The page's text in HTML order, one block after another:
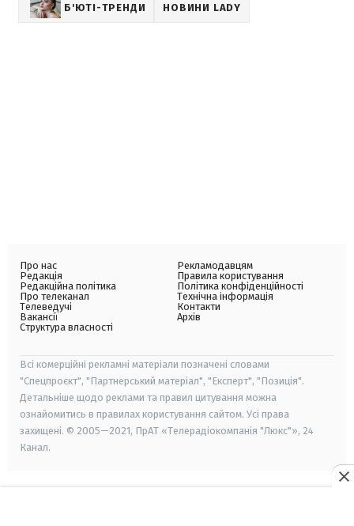
Б'ЮТІ-ТРЕНДИ НОВИНИ LADY
Про нас
Редакція
Редакційна політика
Про телеканал
Телеведучі
Вакансії
Структура власності
Рекламодавцям
Правила користування
Політика конфіденційності
Технічна інформація
Контакти
Архів
Всі комерційні рекламні матеріали позначені словами
"Спецпроєкт", "Партнерський матеріал", "Експерт", "Позиція".
Детальніше щодо реклами та правил цитування можна
ознайомитись в правилах користування сайтом. Усі права
захищені. © 2005—2021, ПрАТ «Телерадіокомпанія "Люкс"», 24
Канал.